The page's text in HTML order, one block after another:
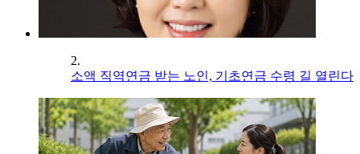
2.
소액 직역연금 받는 노인, 기초연금 수령 길 열린다